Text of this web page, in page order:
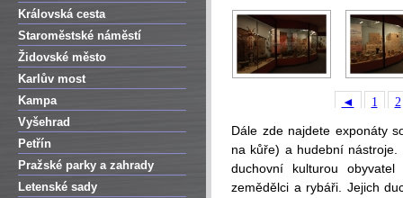
Královská cesta
Staroměstské náměstí
Židovské město
Karlův most
Kampa
Vyšehrad
Petřín
Pražské parky a zahrady
Letenské sady
◄ 1
2
Dále zde najdete exponáty
na kůře) a hudební
duchovní kulturou
zemědělci a rybáři. Jejich